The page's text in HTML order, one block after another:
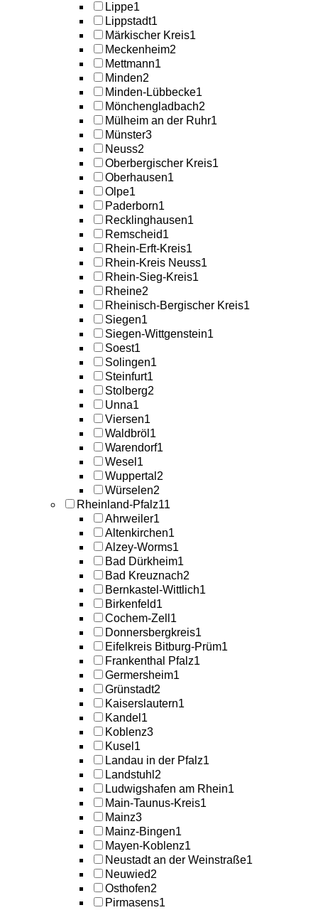
Lippe1
Lippstadt1
Märkischer Kreis1
Meckenheim2
Mettmann1
Minden2
Minden-Lübbecke1
Mönchengladbach2
Mülheim an der Ruhr1
Münster3
Neuss2
Oberbergischer Kreis1
Oberhausen1
Olpe1
Paderborn1
Recklinghausen1
Remscheid1
Rhein-Erft-Kreis1
Rhein-Kreis Neuss1
Rhein-Sieg-Kreis1
Rheine2
Rheinisch-Bergischer Kreis1
Siegen1
Siegen-Wittgenstein1
Soest1
Solingen1
Steinfurt1
Stolberg2
Unna1
Viersen1
Waldbröl 1
Warendorf1
Wesel 1
Wuppertal 2
Würselen2
Rheinland-Pfalz11
Ahrweiler1
Altenkirchen1
Alzey-Worms1
Bad Dürkheim1
Bad Kreuznach2
Bernkastel-Wittlich1
Birkenfeld1
Cochem-Zell 1
Donnersbergkreis1
Eifelkreis Bitburg-Prüm1
Frankenthal Pfalz1
Germersheim1
Grünstadt2
Kaiserslautern1
Kandel 1
Koblenz3
Kusel 1
Landau in der Pfalz1
Landstuhl 2
Ludwigshafen am Rhein1
Main-Taunus-Kreis1
Mainz3
Mainz-Bingen1
Mayen-Koblenz1
Neustadt an der Weinstraße1
Neuwied2
Osthofen2
Pirmasens1